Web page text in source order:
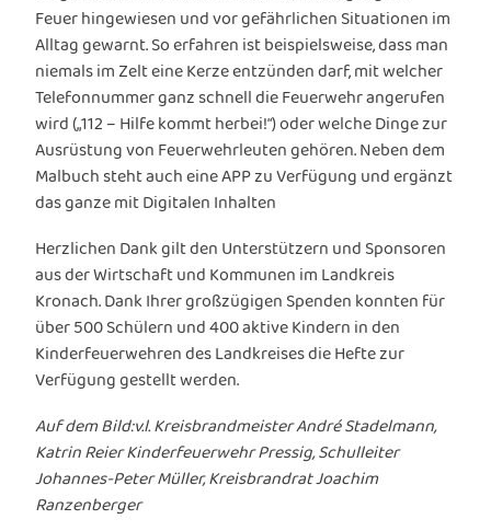
Feuer hingewiesen und vor gefährlichen Situationen im
Alltag gewarnt. So erfahren ist beispielsweise, dass man
niemals im Zelt eine Kerze entzünden darf, mit welcher
Telefonnummer ganz schnell die Feuerwehr angerufen
wird („112 – Hilfe kommt herbei!“) oder welche Dinge zur
Ausrüstung von Feuerwehrleuten gehören. Neben dem
Malbuch steht auch eine APP zu Verfügung und ergänzt
das ganze mit Digitalen Inhalten
Herzlichen Dank gilt den Unterstützern und Sponsoren
aus der Wirtschaft und Kommunen im Landkreis
Kronach. Dank Ihrer großzügigen Spenden konnten für
über 500 Schülern und 400 aktive Kindern in den
Kinderfeuerwehren des Landkreises die Hefte zur
Verfügung gestellt werden.
Auf dem Bild:v.l.Kreisbrandmeister André Stadelmann,
Katrin Reier Kinderfeuerwehr Pressig, Schulleiter
Johannes-Peter Müller, Kreisbrandrat Joachim
Ranzenberger